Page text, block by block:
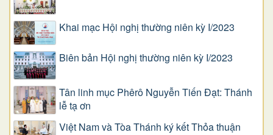
Khai mạc Hội nghị thường niên kỳ I/2023
Biên bản Hội nghị thường niên kỳ I/2023
Tân linh mục Phêrô Nguyễn Tiến Đạt: Thánh
lễ tạ ơn
Việt Nam và Tòa Thánh ký kết Thỏa thuận